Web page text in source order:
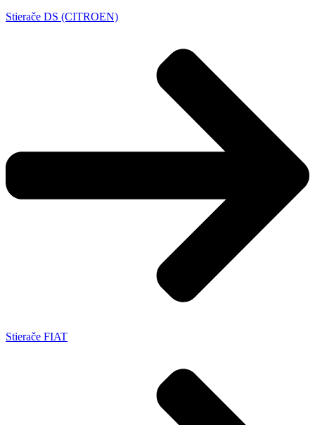
Stierače DS (CITROEN)
Stierače FIAT